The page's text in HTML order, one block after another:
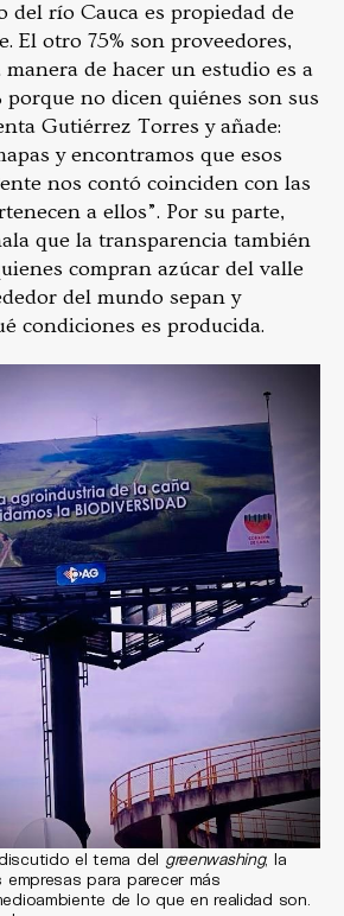
del río Cauca es propiedad de
El otro 75% son proveedores,
de hacer un estudio es a
porque no dicen quiénes son sus
Gutiérrez Torres y añade:
y encontramos que esos
nos contó coinciden con las
a ellos”. Por su parte,
que la transparencia también
compran azúcar del valle
del mundo sepan y
condiciones es producida.
el tema del greenwashing, la
para parecer más
de lo que en realidad son.